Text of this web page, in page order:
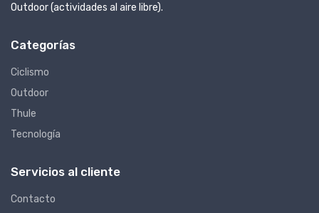
Outdoor (actividades al aire libre).
Categorías
Ciclismo
Outdoor
Thule
Tecnología
Servicios al cliente
Contacto